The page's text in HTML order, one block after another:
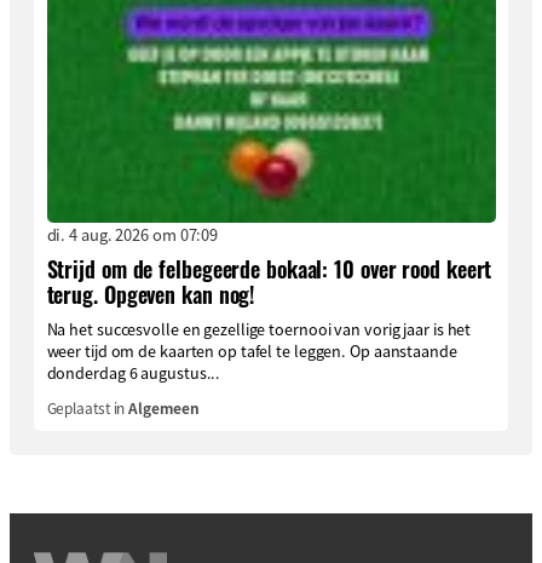
di. 4 aug. 2026 om 07:09
Strijd om de felbegeerde bokaal: 10 over rood keert
terug. Opgeven kan nog!
Na het succesvolle en gezellige toernooi van vorig jaar is het
weer tijd om de kaarten op tafel te leggen. Op aanstaande
donderdag 6 augustus...
Geplaatst inAlgemeen